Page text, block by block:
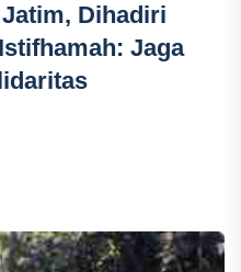
Jatim, Dihadiri
Jaga